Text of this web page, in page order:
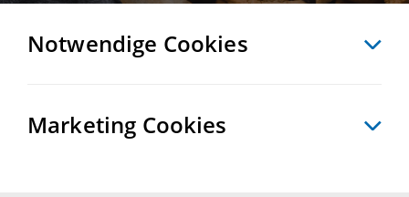
Notwendige Cookies
Marketing Cookies